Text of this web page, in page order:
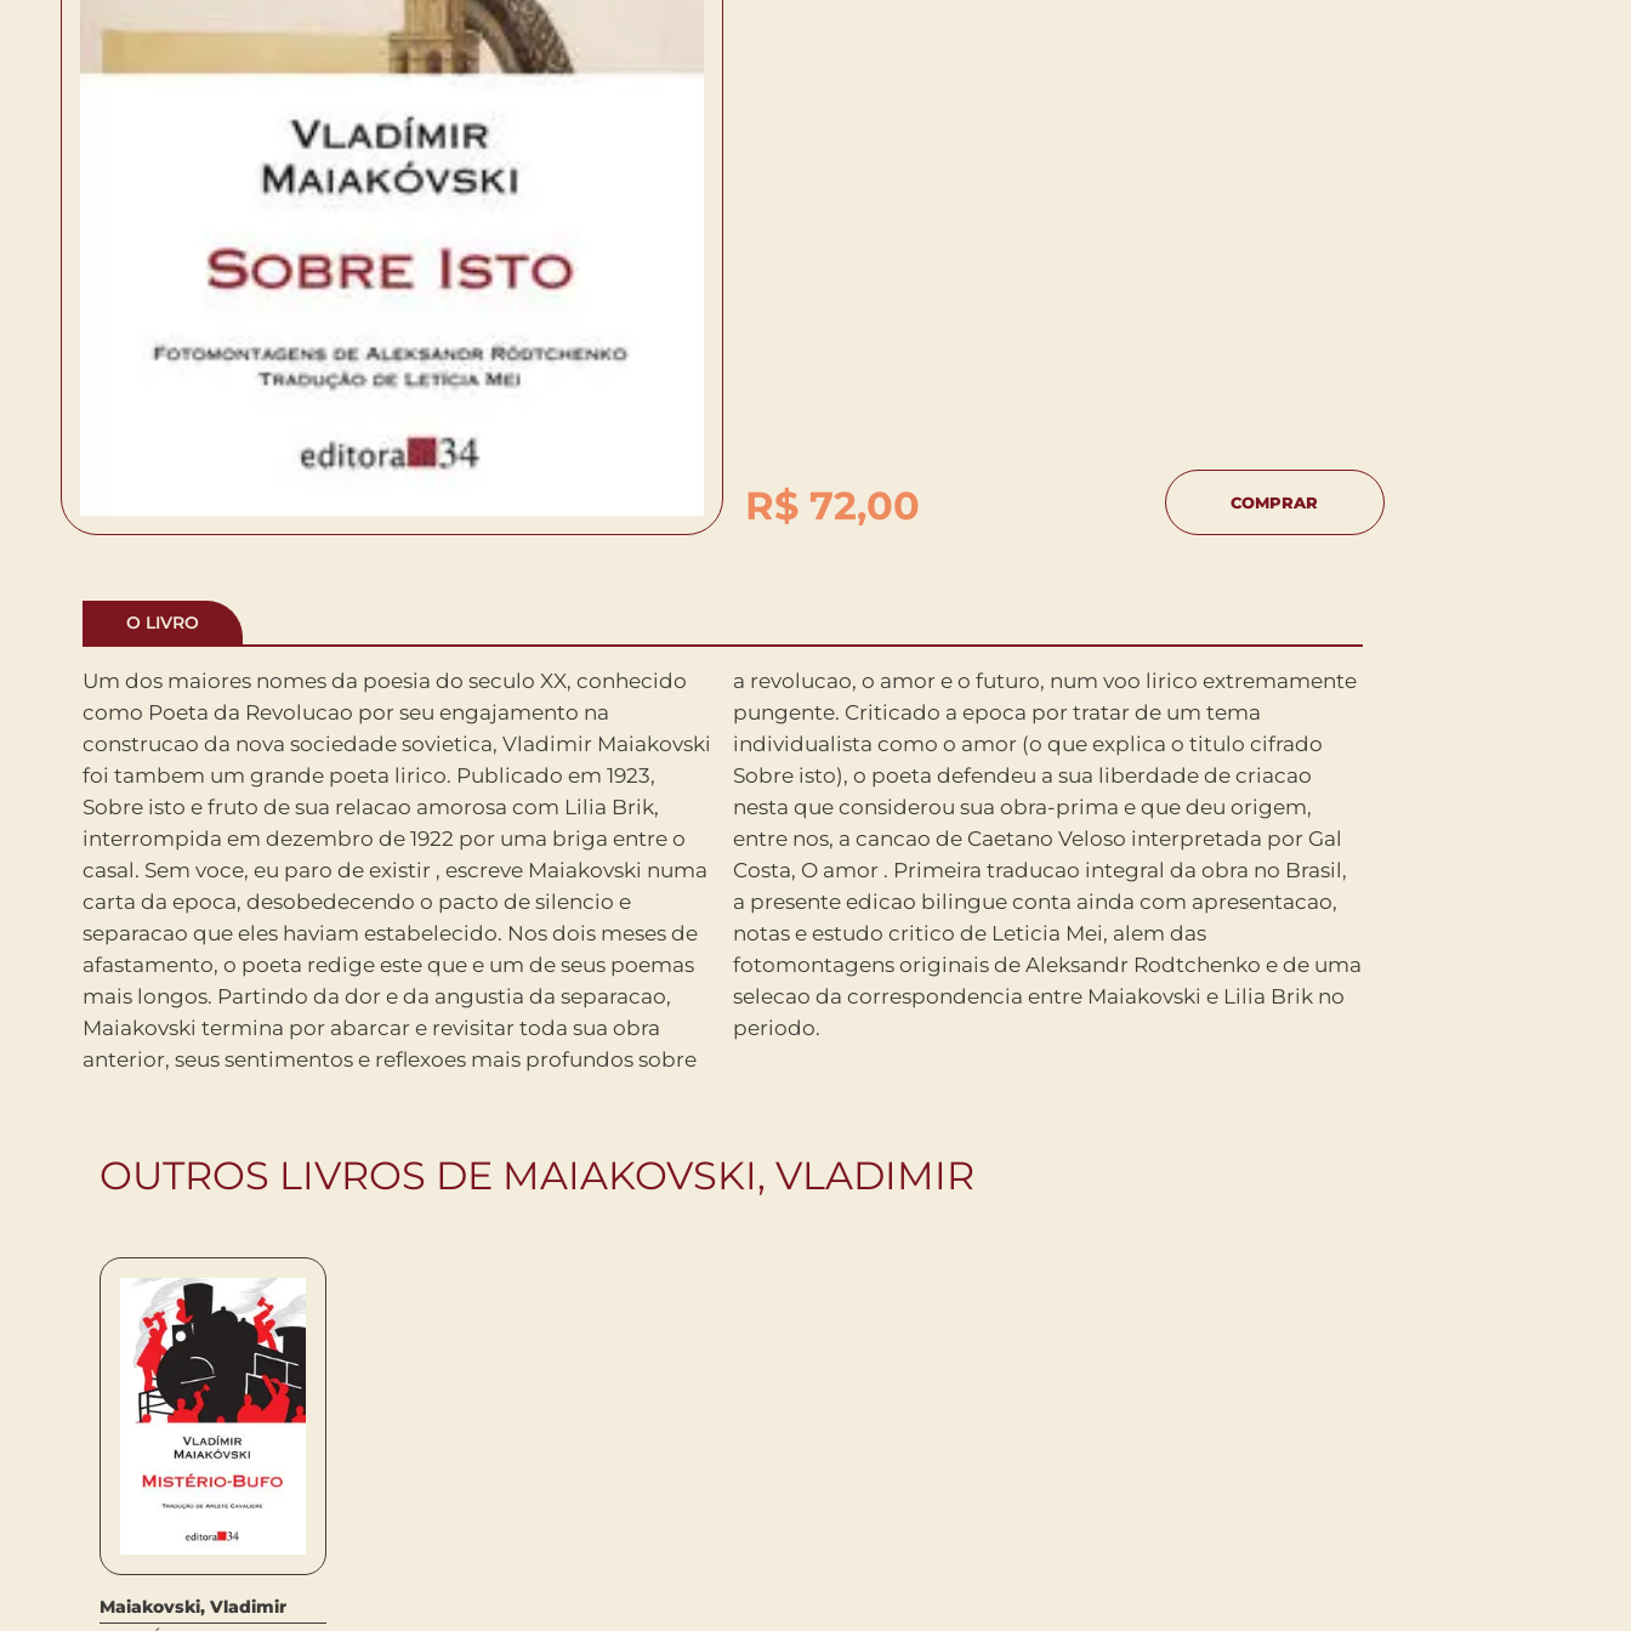
R$72,00 COMPRAR
O LIVRO
Um dos maiores nomes da poesia do seculo XX, conhecido
como Poeta da Revolucao por seu engajamento na
construcao da nova sociedade sovietica, Vladimir Maiakovski
foi tambem um grande poeta lirico. Publicado em 1923,
Sobre isto e fruto de sua relacao amorosa com Lilia Brik,
interrompida em dezembro de 1922 por uma briga entre o
casal. Sem voce, eu paro de existir , escreve Maiakovski numa
carta da epoca, desobedecendo o pacto de silencio e
separacao que eles haviam estabelecido. Nos dois meses de
afastamento, o poeta redige este que e um de seus poemas
mais longos. Partindo da dor e da angustia da separacao,
Maiakovski termina por abarcar e revisitar toda sua obra
anterior, seus sentimentos e reflexoes mais profundos sobre
a revolucao, o amor e o futuro, num voo lirico extremamente
pungente. Criticado a epoca por tratar de um tema
individualista como o amor (o que explica o titulo cifrado
Sobre isto), o poeta defendeu a sua liberdade de criacao
nesta que considerou sua obra-prima e que deu origem,
entre nos, a cancao de Caetano Veloso interpretada por Gal
Costa, O amor . Primeira traducao integral da obra no Brasil,
a presente edicao bilingue conta ainda com apresentacao,
notas e estudo critico de Leticia Mei, alem das
fotomontagens originais de Aleksandr Rodtchenko e de uma
selecao da correspondencia entre Maiakovski e Lilia Brik no
periodo.
OUTROS LIVROS DE MAIAKOVSKI, VLADIMIR
Maiakovski, Vladimir